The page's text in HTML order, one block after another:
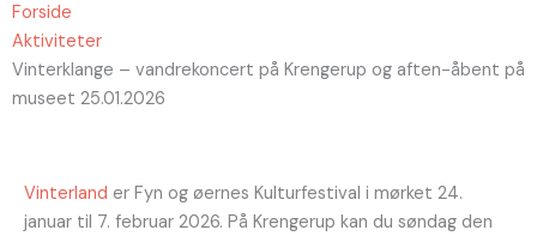
Forside
Aktiviteter
Vinterklange – vandrekoncert på Krengerup og aften-åbent på
museet 25.01.2026
Vinterland er Fyn og øernes Kulturfestival i mørket 24.
januar til 7. februar 2026. På Krengerup kan du søndag den